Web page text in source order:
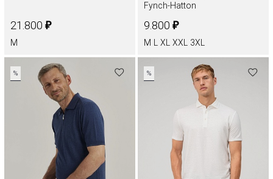
21.800 ₽
M
Fynch-Hatton
9.800 ₽
M XL XXL 3XL
% %